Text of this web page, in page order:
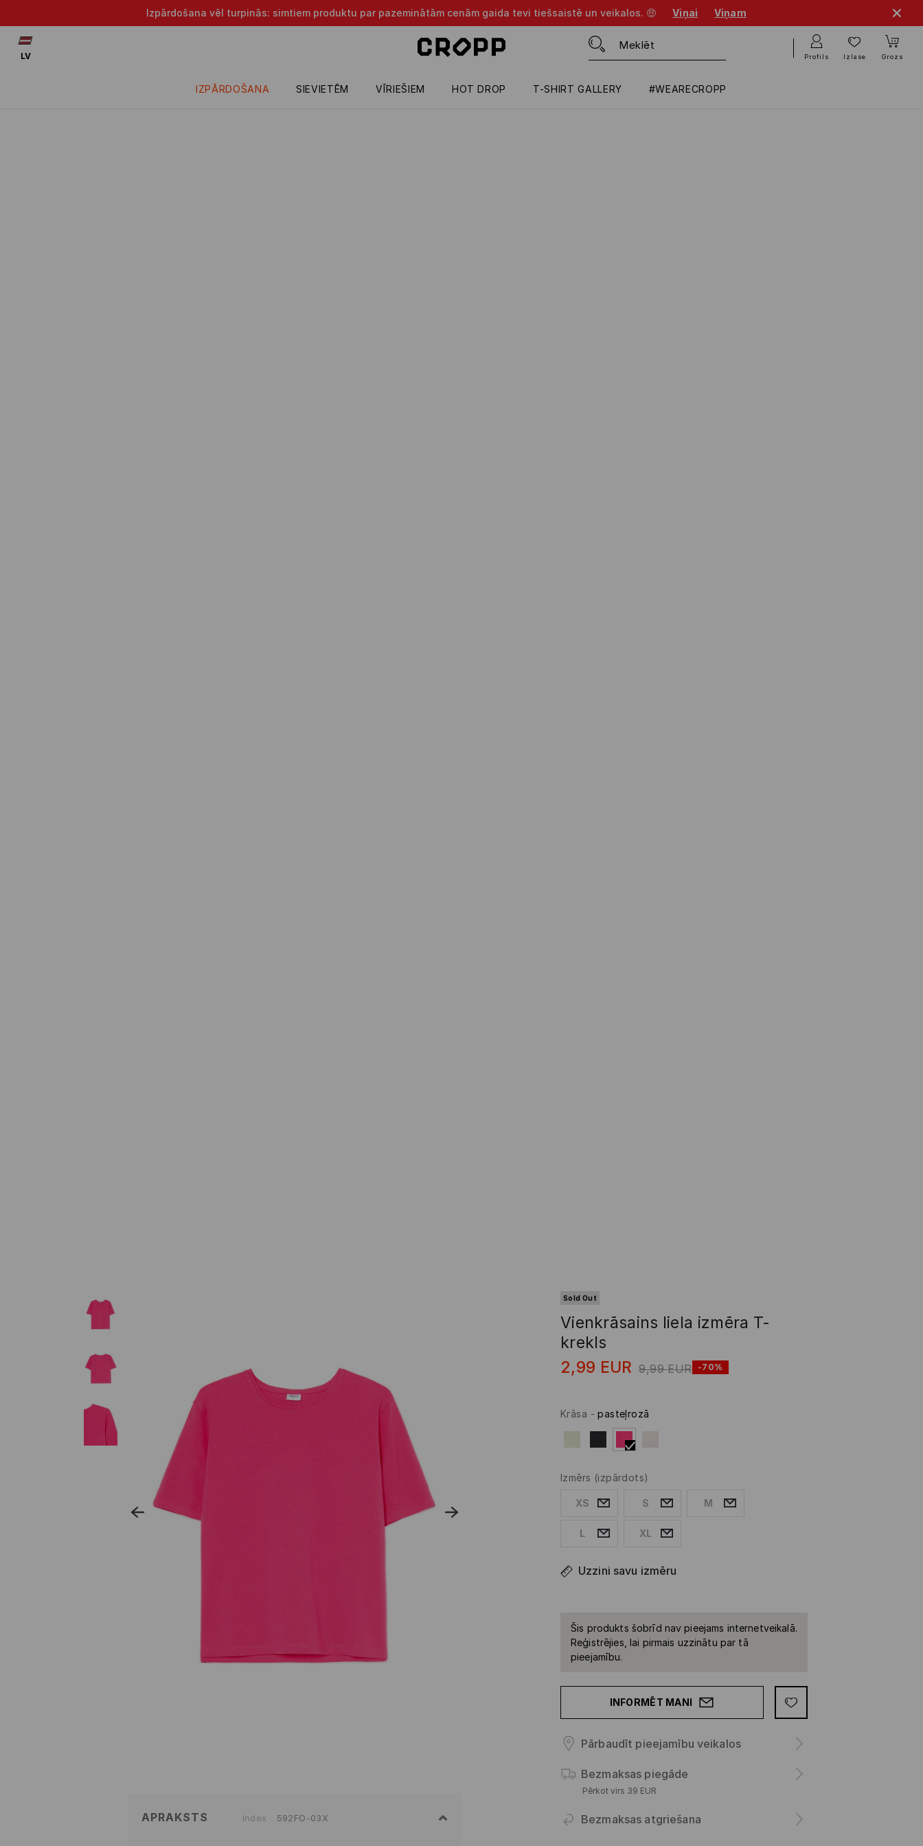
Izpārdošana vēl turpinās: simtiem produktu par pazeminātām cenām gaida tevi tiešsaistē un veikalos. 🤑 Viņai Viņam
IZPĀRDOŠANA SIEVIETĒM VĪRIEŠIEM HOT DROP T-SHIRT GALLERY #WEARECROPP
LV Profils Izlase Grozs
Sold Out
Vienkrāsains liela izmēra T-
krekls
2,99 EUR 9,99 EUR -70%
Krāsa -pasteļrozā
Izmērs (izpārdots)
XS S M
L XL
Uzzini savu izmēru
Šis produkts šobrīd nav pieejams internetveikalā.
Reģistrējies, lai pirmais uzzinātu par tā
pieejamību.
INFORMĒT MANI
Pārbaudīt pieejamību veikalos
Bezmaksas piegāde
Pērkot virs 39 EUR
Bezmaksas atgriešana
APRAKSTS Index 592FO-03X